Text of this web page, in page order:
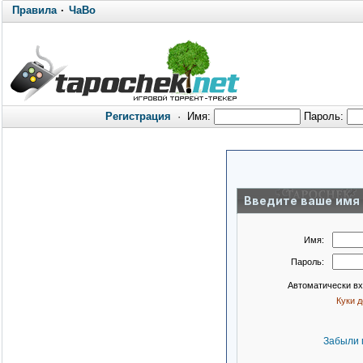
Правила· ЧаВо
Регистрация · Имя: Пароль:
Введите ваше имя
Имя:
Пароль:
Автоматически
Куки
Забыли